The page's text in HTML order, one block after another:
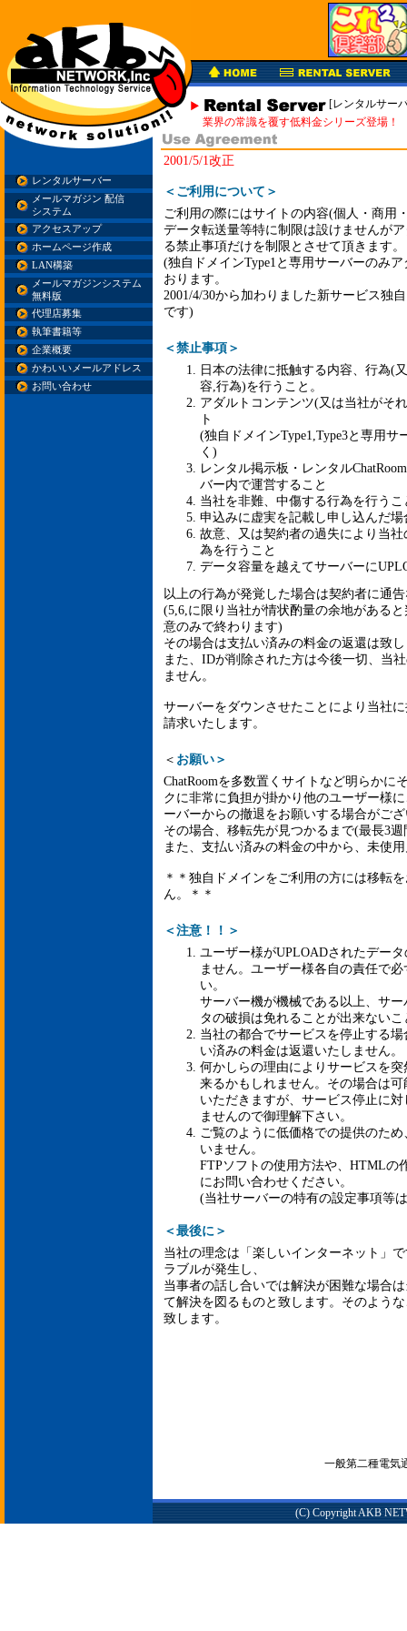
レンタルサーバー
メールマガジン 配信
システム
アクセスアップ
ホームページ作成
LAN構築
メールマガジンシステム
無料版
代理店募集
執筆書籍等
企業概要
かわいいメールアドレス
お問い合わせ
[レンタルサー
業界の常識を覆す低料金シリーズ登場！
2001/5/1改正
＜ご利用について＞
ご利用の際にはサイトの内容(個人・商用
データ転送量等特に制限は設けませんが
る禁止事項だけを制限とさせて頂きます。
(独自ドメインType1と専用サーバーのみ
おります。
2001/4/30から加わりました新サービス独
です)
＜禁止事項＞
日本の法律に抵触する内容、行為(
容,行為)を行うこと。
アダルトコンテンツ(又は当社がそ
ト
(独自ドメインType1,Type3と専用
く)
レンタル掲示板・レンタル
バー内で運営すること
当社を非難、中傷する行為を行うこ
申込みに虚実を記載し申し込んだ場
故意、又は契約者の過失により当
為を行うこと
データ容量を越えてサーバーに
以上の行為が発覚した場合は契約者に通
(5,6,に限り当社が情状酌量の余地がある
意のみで終わります)
その場合は支払い済みの料金の返還は致
また、IDが削除された方は今後一切、当
ません。
サーバーをダウンさせたことにより当社
請求いたします。
＜ お願い＞
ChatRoomを多数置くサイトなど明らかに
クに非常に負担が掛かり他のユーザー様
ーバーからの撤退をお願いする場合がご
その場合、移転先が見つかるまで(最長3
また、支払い済みの料金の中から、未使
＊＊独自ドメインをご利用の方には移転
ん。＊＊
＜注意！！＞
ユーザー様がUPLOADされたデー
ません。ユーザー様各自の責任で
い。
サーバー機が機械である以上、サ
タの破損は免れることが出来ない
当社の都合でサービスを停止する
い済みの料金は返還いたしません。
何かしらの理由によりサービスを
来るかもしれません。その場合は
いただきますが、サービス停止に
ませんので御理解下さい。
ご覧のように低価格での提供のた
いません。
FTPソフトの使用方法や、HTMLの
にお問い合わせください。
(当社サーバーの特有の設定事項等
＜最後に＞
当社の理念は「楽しいインターネット」
ラブルが発生し、
当事者の話し合いでは解決が困難な場合
て解決を図るものと致します。そのよう
致します。
一般第二種電気
(C) Copyright AKB